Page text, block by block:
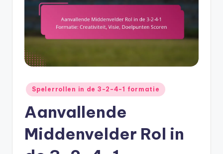
Posted
in
Spelerrollen in de 3-2-4-1 formatie
Aanvallende
Middenvelder Rol in